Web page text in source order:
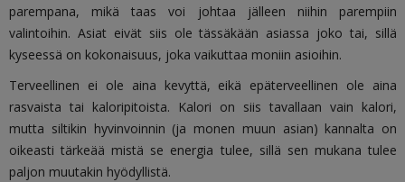
parempana, mikä taas voi johtaa jälleen niihin parempiin
valintoihin. Asiat eivät siis ole tässäkään asiassa joko tai, sillä
kyseessä on kokonaisuus, joka vaikuttaa moniin asioihin.
Terveellinen ei ole aina kevyttä, eikä epäterveellinen ole aina
rasvaista tai kaloripitoista. Kalori on siis tavallaan vain kalori,
mutta siltikin hyvinvoinnin (ja monen muun asian) kannalta on
oikeasti tärkeää mistä se energia tulee, sillä sen mukana tulee
paljon muutakin hyödyllistä.